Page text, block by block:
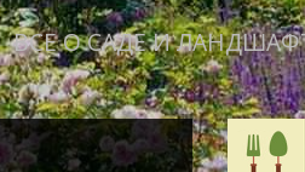
ВСЕ О САДЕ И